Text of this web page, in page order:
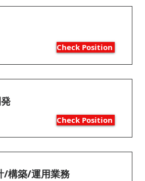
Check Position
Check Position
/構築/運用業務